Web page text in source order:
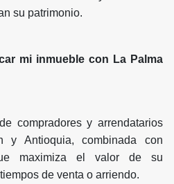
su patrimonio.
mi inmueble con La Palma
compradores y arrendatarios
y Antioquia, combinada con
maximiza el valor de su
de venta o arriendo.